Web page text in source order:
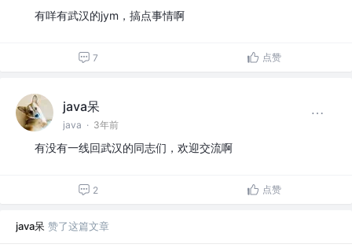
有咩有武汉的jym，搞点事情啊
7 点赞
java呆
java · 3年前
有没有一线回武汉的同志们，欢迎交流啊
2 点赞
java呆 赞了这篇文章